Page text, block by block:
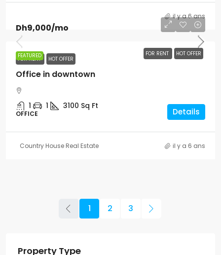
il y a 6 ans
FEATURED FOR RENT HOT OFFER
Dh9,000/mo
FOR RENT HOT OFFER
Office in downtown
1 1 3100 Sq Ft
OFFICE Details
Country House Real Estate il y a 6 ans
1 2 3
Property Type